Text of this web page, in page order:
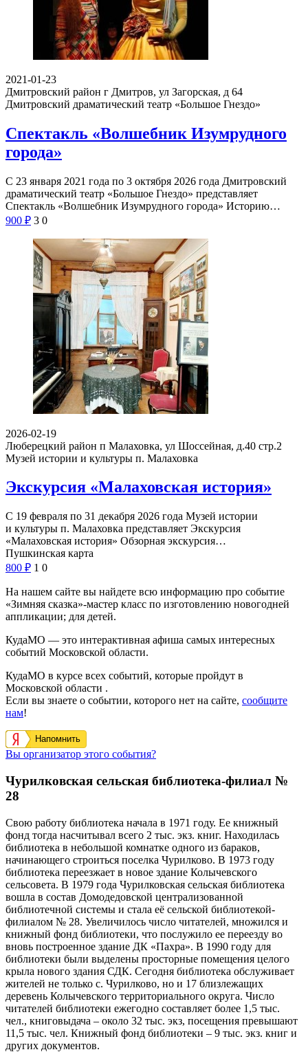
2021-01-23
Дмитровский район г Дмитров, ул Загорская, д 64
Дмитровский драматический театр «Большое Гнездо»
Спектакль «Волшебник Изумрудного
города»
С 23 января 2021 года по 3 октября 2026 года Дмитровский
драматический театр «Большое Гнездо» представляет
Спектакль «Волшебник Изумрудного города» Историю…
900 ₽ 3 0
2026-02-19
Люберецкий район п Малаховка, ул Шоссейная, д.40 стр.2
Музей истории и культуры п. Малаховка
Экскурсия «Малаховская история»
С 19 февраля по 31 декабря 2026 года Музей истории
и культуры п. Малаховка представляет Экскурсия
«Малаховская история» Обзорная экскурсия…
Пушкинская карта
800 ₽ 1 0
На нашем сайте вы найдете всю информацию про событие
«Зимняя сказка»-мастер класс по изготовлению новогодней
аппликации; для детей.
КудаМО — это интерактивная афиша самых интересных
событий Московской области.
КудаМО в курсе всех событий, которые пройдут в
Московской области .
Если вы знаете о событии, которого нет на сайте, сообщите
нам!
Напомнить
Вы организатор этого события?
Чурилковская сельская библиотека-филиал №
28
Свою работу библиотека начала в 1971 году. Ее книжный
фонд тогда насчитывал всего 2 тыс. экз. книг. Находилась
библиотека в небольшой комнатке одного из бараков,
начинающего строиться поселка Чурилково. В 1973 году
библиотека переезжает в новое здание Колычевского
сельсовета. В 1979 года Чурилковская сельская библиотека
вошла в состав Домодедовской централизованной
библиотечной системы и стала её сельской библиотекой-
филиалом № 28. Увеличилось число читателей, множился и
книжный фонд библиотеки, что послужило ее переезду во
вновь построенное здание ДК «Пахра». В 1990 году для
библиотеки были выделены просторные помещения целого
крыла нового здания СДК. Сегодня библиотека обслуживает
жителей не только с. Чурилково, но и 17 близлежащих
деревень Колычевского территориального округа. Число
читателей библиотеки ежегодно составляет более 1,5 тыс.
чел., книговыдача – около 32 тыс. экз, посещения превышают
11,5 тыс. чел. Книжный фонд библиотеки – 9 тыс. экз. книг и
других документов.